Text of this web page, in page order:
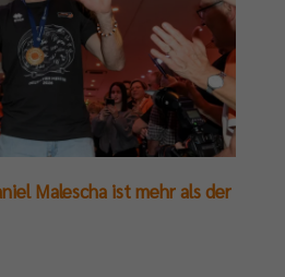
Malescha ist mehr als der